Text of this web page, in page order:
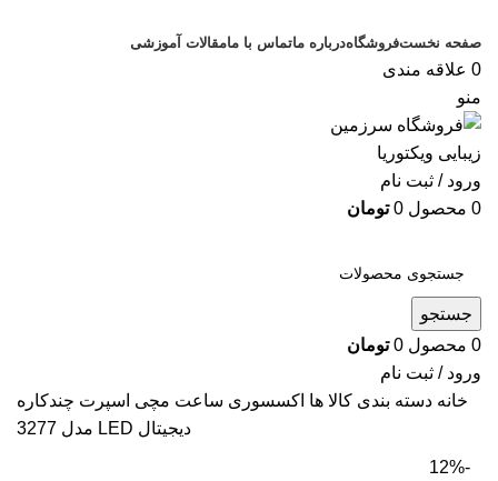
صفحه نخستفروشگاهدرباره ماتماس با مامقالات آموزشی
0 علاقه مندی
منو
ورود / ثبت نام
0 محصول 0 تومان
جستجو
0 محصول 0 تومان
ورود / ثبت نام
خانه دسته بندی کالا ها اکسسوری ساعت مچی اسپرت چندکاره
دیجیتال LED مدل 3277
-12%